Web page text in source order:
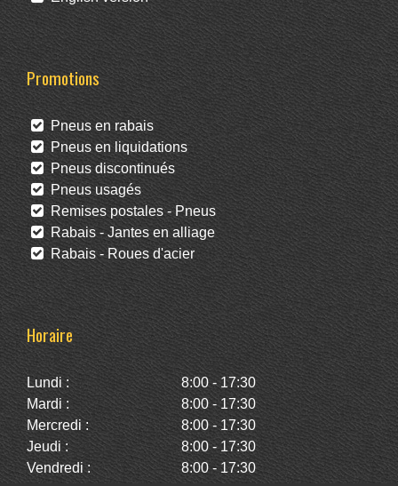
Promotions
Pneus en rabais
Pneus en liquidations
Pneus discontinués
Pneus usagés
Remises postales - Pneus
Rabais - Jantes en alliage
Rabais - Roues d'acier
Horaire
Lundi :
8:00 - 17:30
Mardi :
8:00 - 17:30
Mercredi :
8:00 - 17:30
Jeudi :
8:00 - 17:30
Vendredi :
8:00 - 17:30